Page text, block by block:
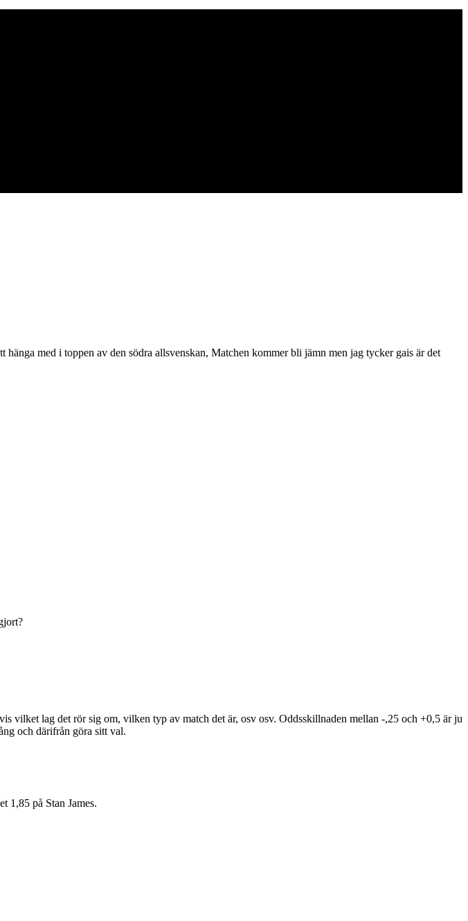
med i toppen av den södra allsvenskan, Matchen kommer bli jämn men jag tycker gais är det
vilket lag det rör sig om, vilken typ av match det är, osv osv. Oddsskillnaden mellan -,25 och +0,5 är ju
och därifrån göra sitt val.
1,85 på Stan James.